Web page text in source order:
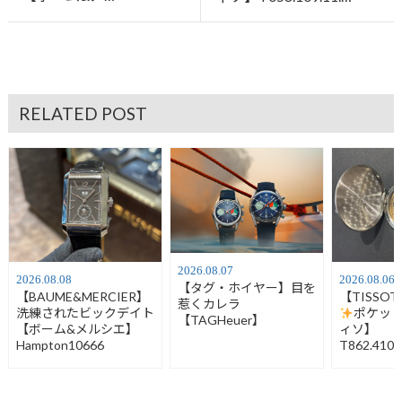
RELATED POST
2026.08.08
【BAUME&MERCIER】
洗練されたビックデイト
【ボーム&メルシエ】
Hampton10666
2026.08.07
【タグ・ホイヤー】目を
惹くカレラ
【TAGHeuer】
2026.08.06
【
ポケッ
ィソ】